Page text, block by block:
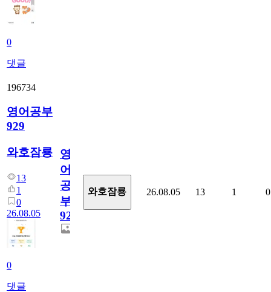
0
댓글
196734
영어공부
929
와호잠룡
13
1
0
26.08.05
0
댓글
영
어
공
부
929
와호잠룡 26.08.05 13 1 0